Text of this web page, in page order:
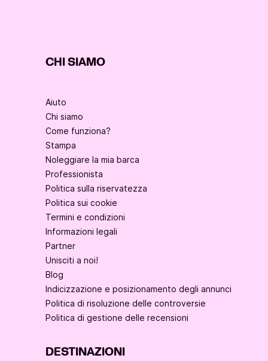
CHI SIAMO
Aiuto
Chi siamo
Come funziona?
Stampa
Noleggiare la mia barca
Professionista
Politica sulla riservatezza
Politica sui cookie
Termini e condizioni
Informazioni legali
Partner
Unisciti a noi!
Blog
Indicizzazione e posizionamento degli annunci
Politica di risoluzione delle controversie
Politica di gestione delle recensioni
DESTINAZIONI